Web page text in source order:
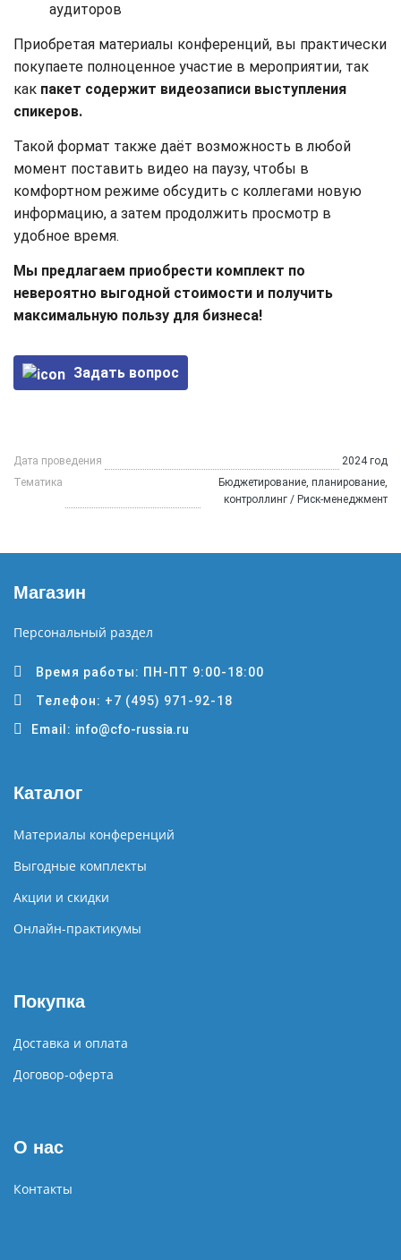
аудиторов
Приобретая материалы конференций, вы практически
покупаете полноценное участие в мероприятии, так
как пакет содержит видеозаписи выступления
спикеров.
Такой формат также даёт возможность в любой
момент поставить видео на паузу, чтобы в
комфортном режиме обсудить с коллегами новую
информацию, а затем продолжить просмотр в
удобное время.
Мы предлагаем приобрести комплект по
невероятно выгодной стоимости и получить
максимальную пользу для бизнеса!
Задать вопрос
Дата проведения
2024 год
Тематика
Бюджетирование, планирование,
контроллинг / Риск-менеджмент
Магазин
Персональный раздел
Время работы: ПН-ПТ 9:00-18:00
Телефон: +7 (495) 971-92-18
Email: info@cfo-russia.ru
Каталог
Материалы конференций
Выгодные комплекты
Акции и скидки
Онлайн-практикумы
Покупка
Доставка и оплата
Договор-оферта
О нас
Контакты